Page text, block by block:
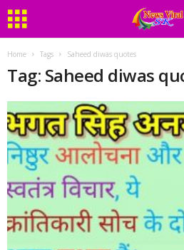
Home Tags Saheed diwas quotes
Tag: Saheed diwas